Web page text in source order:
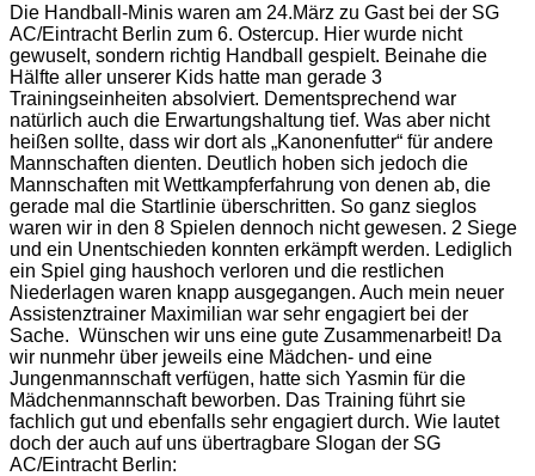
Die Handball-Minis waren am 24.März zu Gast bei der SG
AC/Eintracht Berlin zum 6. Ostercup. Hier wurde nicht
gewuselt, sondern richtig Handball gespielt. Beinahe die
Hälfte aller unserer Kids hatte man gerade 3
Trainingseinheiten absolviert. Dementsprechend war
natürlich auch die Erwartungshaltung tief. Was aber nicht
heißen sollte, dass wir dort als „Kanonenfutter“ für andere
Mannschaften dienten. Deutlich hoben sich jedoch die
Mannschaften mit Wettkampferfahrung von denen ab, die
gerade mal die Startlinie überschritten. So ganz sieglos
waren wir in den 8 Spielen dennoch nicht gewesen. 2 Siege
und ein Unentschieden konnten erkämpft werden. Lediglich
ein Spiel ging haushoch verloren und die restlichen
Niederlagen waren knapp ausgegangen. Auch mein neuer
Assistenztrainer Maximilian war sehr engagiert bei der
Sache. Wünschen wir uns eine gute Zusammenarbeit! Da
wir nunmehr über jeweils eine Mädchen- und eine
Jungenmannschaft verfügen, hatte sich Yasmin für die
Mädchenmannschaft beworben. Das Training führt sie
fachlich gut und ebenfalls sehr engagiert durch. Wie lautet
doch der auch auf uns übertragbare Slogan der SG
AC/Eintracht Berlin: